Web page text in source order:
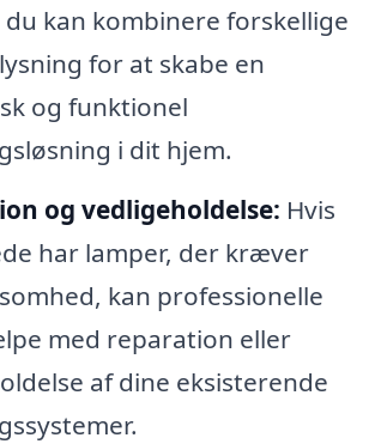
kan kombinere forskellige
for at skabe en
og funktionel
i dit hjem.
og vedligeholdelse: Hvis
har lamper, der kræver
kan professionelle
med reparation eller
af dine eksisterende